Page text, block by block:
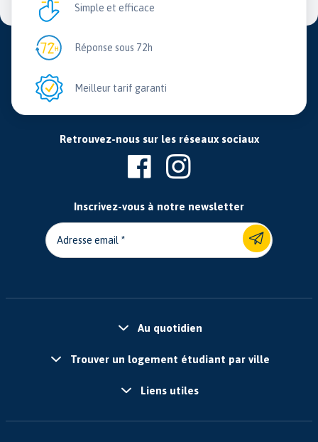
Simple et efficace
Réponse sous 72h
Meilleur tarif garanti
Retrouvez-nous sur les réseaux sociaux
Inscrivez-vous à notre newsletter
Adresse email
Au quotidien
Trouver un logement étudiant par ville
Liens utiles